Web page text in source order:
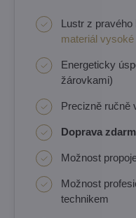
Lustr z
materiál
Energeticky
žárovkami)
Precizně ručně
Doprava
Možnost
Možnost
technikem